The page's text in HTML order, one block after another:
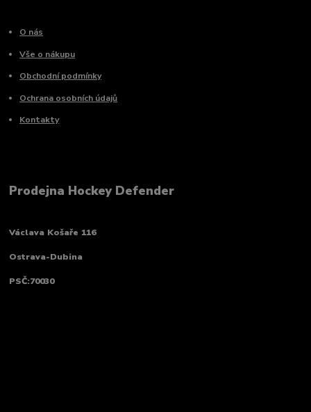
O nás
Vše o nákupu
Obchodní podmínky
Ochrana osobních údajů
Kontakty
Prodejna Hockey Defender
Václava Košaře 116
Ostrava-Dubina
PSČ:70030